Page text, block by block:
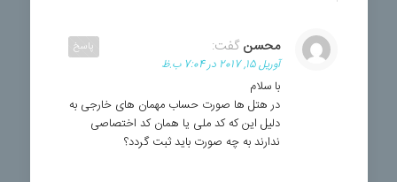
محسن گفت:
آوریل 15, 2017 در 7:04 ب.ظ
با سلام
در هتل ها صورت حساب مهمان های خارجی به
دلیل این که کد ملی یا همان کد اختصاصی
ندارند به چه صورت باید ثبت گردد؟
پاسخ